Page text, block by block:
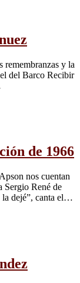
remembranzas y la
del Barco Recibir
de 1966
nos cuentan
Sergio René de
dejé”, canta el…